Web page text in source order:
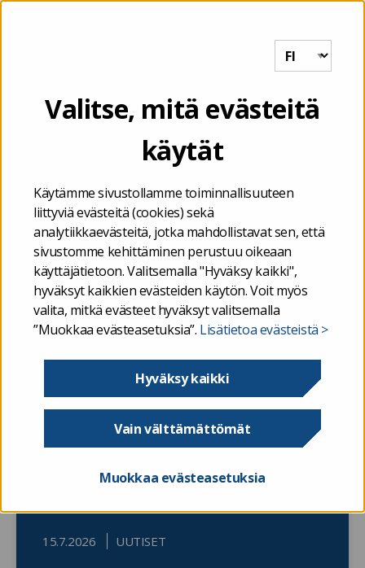
Valitse, mitä evästeitä
käytät
Käytämme sivustollamme toiminnallisuuteen
liittyviä evästeitä (cookies) sekä
analytiikkaevästeitä, jotka mahdollistavat sen, että
sivustomme kehittäminen perustuu oikeaan
käyttäjätietoon. Valitsemalla "Hyväksy kaikki",
hyväksyt kaikkien evästeiden käytön. Voit myös
valita, mitkä evästeet hyväksyt valitsemalla
”Muokkaa evästeasetuksia”. Lisätietoa evästeistä >
Hyväksy kaikki
Vain välttämättömät
Muokkaa evästeasetuksia
henkilöstökysely
15.7.2026 UUTISET